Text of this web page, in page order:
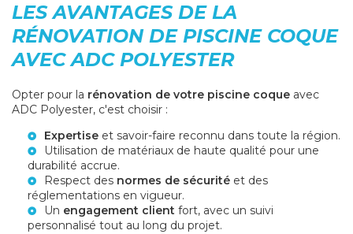
LES AVANTAGES DE LA
RÉNOVATION DE PISCINE COQUE
AVEC ADC POLYESTER
Opter pour la rénovation de votre piscine coque avec
ADC Polyester, c'est choisir :
Expertise et savoir-faire reconnu dans toute la région.
Utilisation de matériaux de haute qualité pour une
durabilité accrue.
Respect des normes de sécurité et des
réglementations en vigueur.
Un engagement client fort, avec un suivi
personnalisé tout au long du projet.